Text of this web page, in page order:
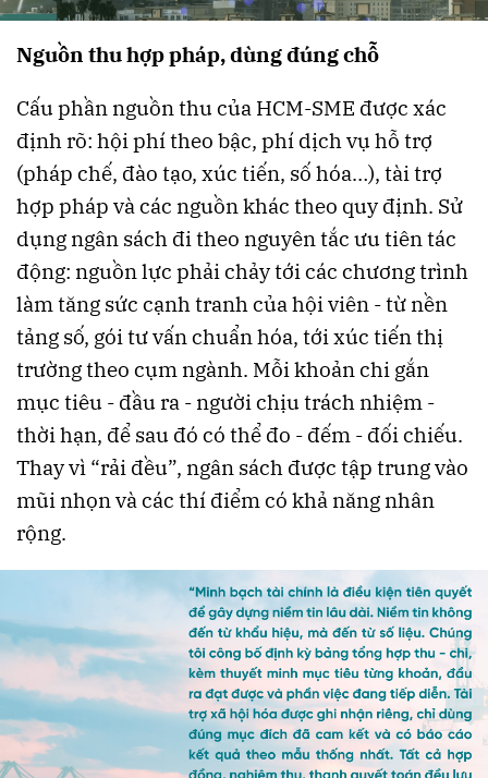
Nguồn thu hợp pháp, dùng đúng chỗ
Cấu phần nguồn thu của HCM-SME được xác
định rõ: hội phí theo bậc, phí dịch vụ hỗ trợ
(pháp chế, đào tạo, xúc tiến, số hóa…), tài trợ
hợp pháp và các nguồn khác theo quy định. Sử
dụng ngân sách đi theo nguyên tắc ưu tiên tác
động: nguồn lực phải chảy tới các chương trình
làm tăng sức cạnh tranh của hội viên - từ nền
tảng số, gói tư vấn chuẩn hóa, tới xúc tiến thị
trường theo cụm ngành. Mỗi khoản chi gắn
mục tiêu - đầu ra - người chịu trách nhiệm -
thời hạn, để sau đó có thể đo - đếm - đối chiếu.
Thay vì “rải đều”, ngân sách được tập trung vào
mũi nhọn và các thí điểm có khả năng nhân
rộng.